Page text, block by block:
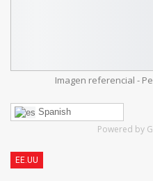
Imagen referencial -
Spanish
Powered by
EE.UU